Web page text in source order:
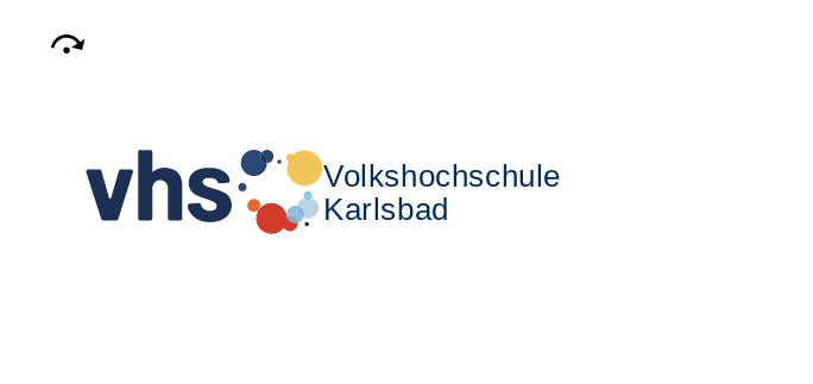
Volkshochschule
Karlsbad